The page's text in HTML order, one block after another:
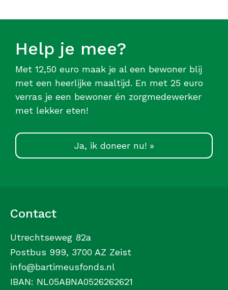
Help je mee?
Met 12,50 euro maak je al een bewoner blij
met een heerlijke maaltijd. En met 25 euro
verras je een bewoner én zorgmedewerker
met lekker eten!
Ja, ik doneer nu! »
Contact
Utrechtseweg 82a
Postbus 999, 3700 AZ Zeist
info@bartimeusfonds.nl
IBAN: NL05ABNA0526262621